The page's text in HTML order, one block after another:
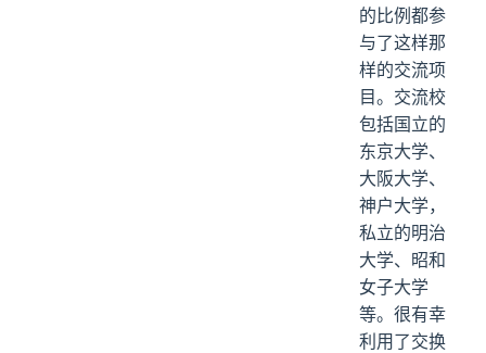
的比例都参
与了这样那
样的交流项
目。交流校
包括国立的
东京大学、
大阪大学、
神户大学，
私立的明治
大学、昭和
女子大学
等。很有幸
利用了交换